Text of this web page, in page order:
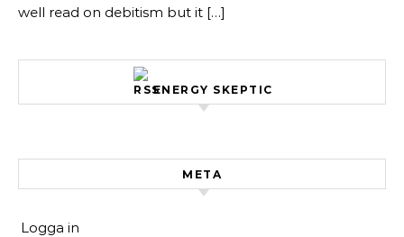
well read on debitism but it […]
ENERGY SKEPTIC
META
Logga in